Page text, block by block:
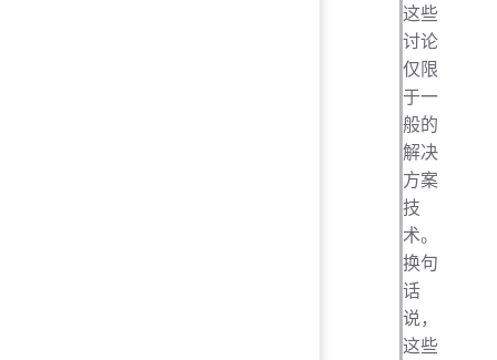
这些
讨论
仅限
于一
般的
解决
方案
技
术。
换句
话
说，
这些